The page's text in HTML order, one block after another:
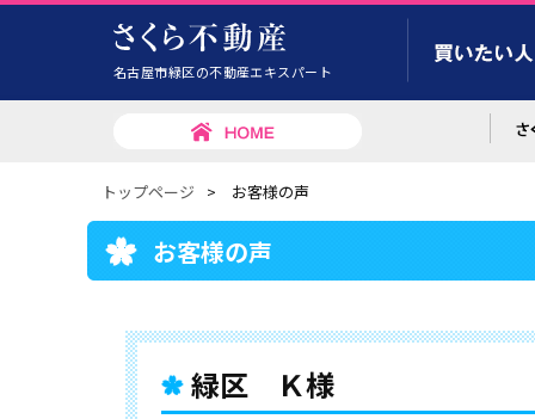
名古屋市緑区の不動産エキスパート
トップページ > お客様の声
お客様の声
緑区 Ｋ様